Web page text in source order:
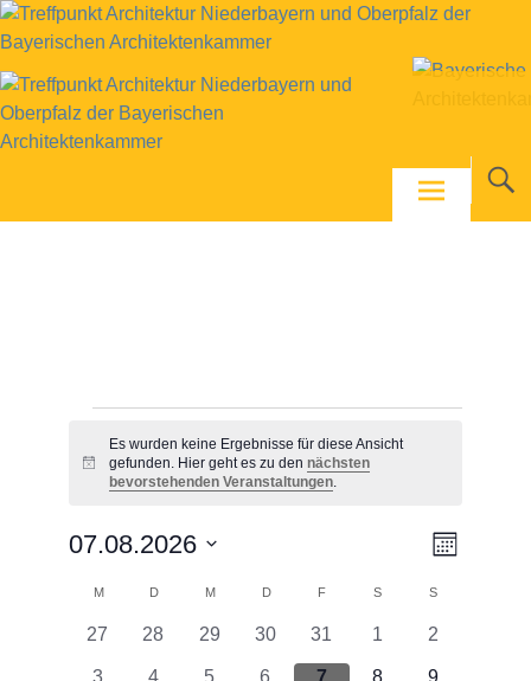
Skip
to
content
Hinweis
Es wurden keine Ergebnisse für diese Ansicht
gefunden. Hier geht es zu den nächsten
bevorstehenden Veranstaltungen.
Monat
07.08.2026
Kalender
von
MMONTAG
D DIENSTAG
M MITTWOCH
DDONNERSTAG
FFREITAG
S SAMSTAG
S
0
27
0
28
0
Veranstaltungen
29
0
Veranstaltungen
30
0
Veranstaltungen
31
0
1
0
2
0
3
0
4
0
5
0
6
0
7
0
8
0
9